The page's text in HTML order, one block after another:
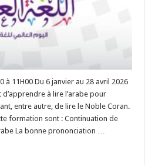
à 11H00 Du 6 janvier au 28 avril 2026
à lire l’arabe pour
entre autre, de lire le Noble Coran.
formation sont : Continuation de
La bonne prononciation …